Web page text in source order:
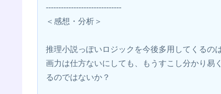
------------------------------
＜感想・分析＞
推理小説っぽいロジックを今後多用してくるの
画力は仕方ないにしても、もうすこし分かり易
るのではないか？